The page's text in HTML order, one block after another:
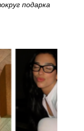
подарка